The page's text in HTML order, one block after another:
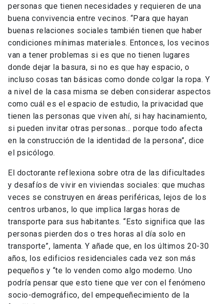
personas que tienen necesidades y requieren de una
buena convivencia entre vecinos. “Para que hayan
buenas relaciones sociales también tienen que haber
condiciones mínimas materiales. Entonces, los vecinos
van a tener problemas si es que no tienen lugares
donde dejar la basura, si no es que hay espacio, o
incluso cosas tan básicas como donde colgar la ropa. Y
a nivel de la casa misma se deben considerar aspectos
como cuál es el espacio de estudio, la privacidad que
tienen las personas que viven ahí, si hay hacinamiento,
si pueden invitar otras personas… porque todo afecta
en la construcción de la identidad de la persona”, dice
el psicólogo.
El doctorante reflexiona sobre otra de las dificultades
y desafíos de vivir en viviendas sociales: que muchas
veces se construyen en áreas periféricas, lejos de los
centros urbanos, lo que implica largas horas de
transporte para sus habitantes. “Esto significa que las
personas pierden dos o tres horas al día solo en
transporte”, lamenta. Y añade que, en los últimos 20-30
años, los edificios residenciales cada vez son más
pequeños y “te lo venden como algo moderno. Uno
podría pensar que esto tiene que ver con el fenómeno
socio-demográfico, del empequeñecimiento de la